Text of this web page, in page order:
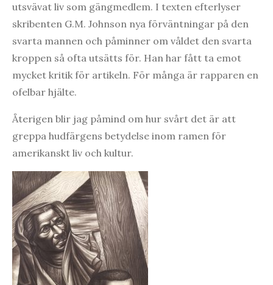
utsvävat liv som gängmedlem. I texten efterlyser
skribenten G.M. Johnson nya förväntningar på den
svarta mannen och påminner om våldet den svarta
kroppen så ofta utsätts för. Han har fått ta emot
mycket kritik för artikeln. För många är rapparen en
ofelbar hjälte.
Återigen blir jag påmind om hur svårt det är att
greppa hudfärgens betydelse inom ramen för
amerikanskt liv och kultur.